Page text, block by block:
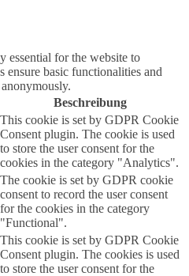
essential for the website to
ensure basic functionalities and
Beschreibung
This cookie is set by GDPR Cookie
Consent plugin. The cookie is used
to store the user consent for the
cookies in the category "Analytics".
The cookie is set by GDPR cookie
consent to record the user consent
for the cookies in the category
"Functional".
This cookie is set by GDPR Cookie
Consent plugin. The cookies is used
to store the user consent for the